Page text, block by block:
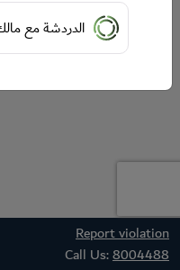
Report violation
Call Us:8004488
الدردشة مع